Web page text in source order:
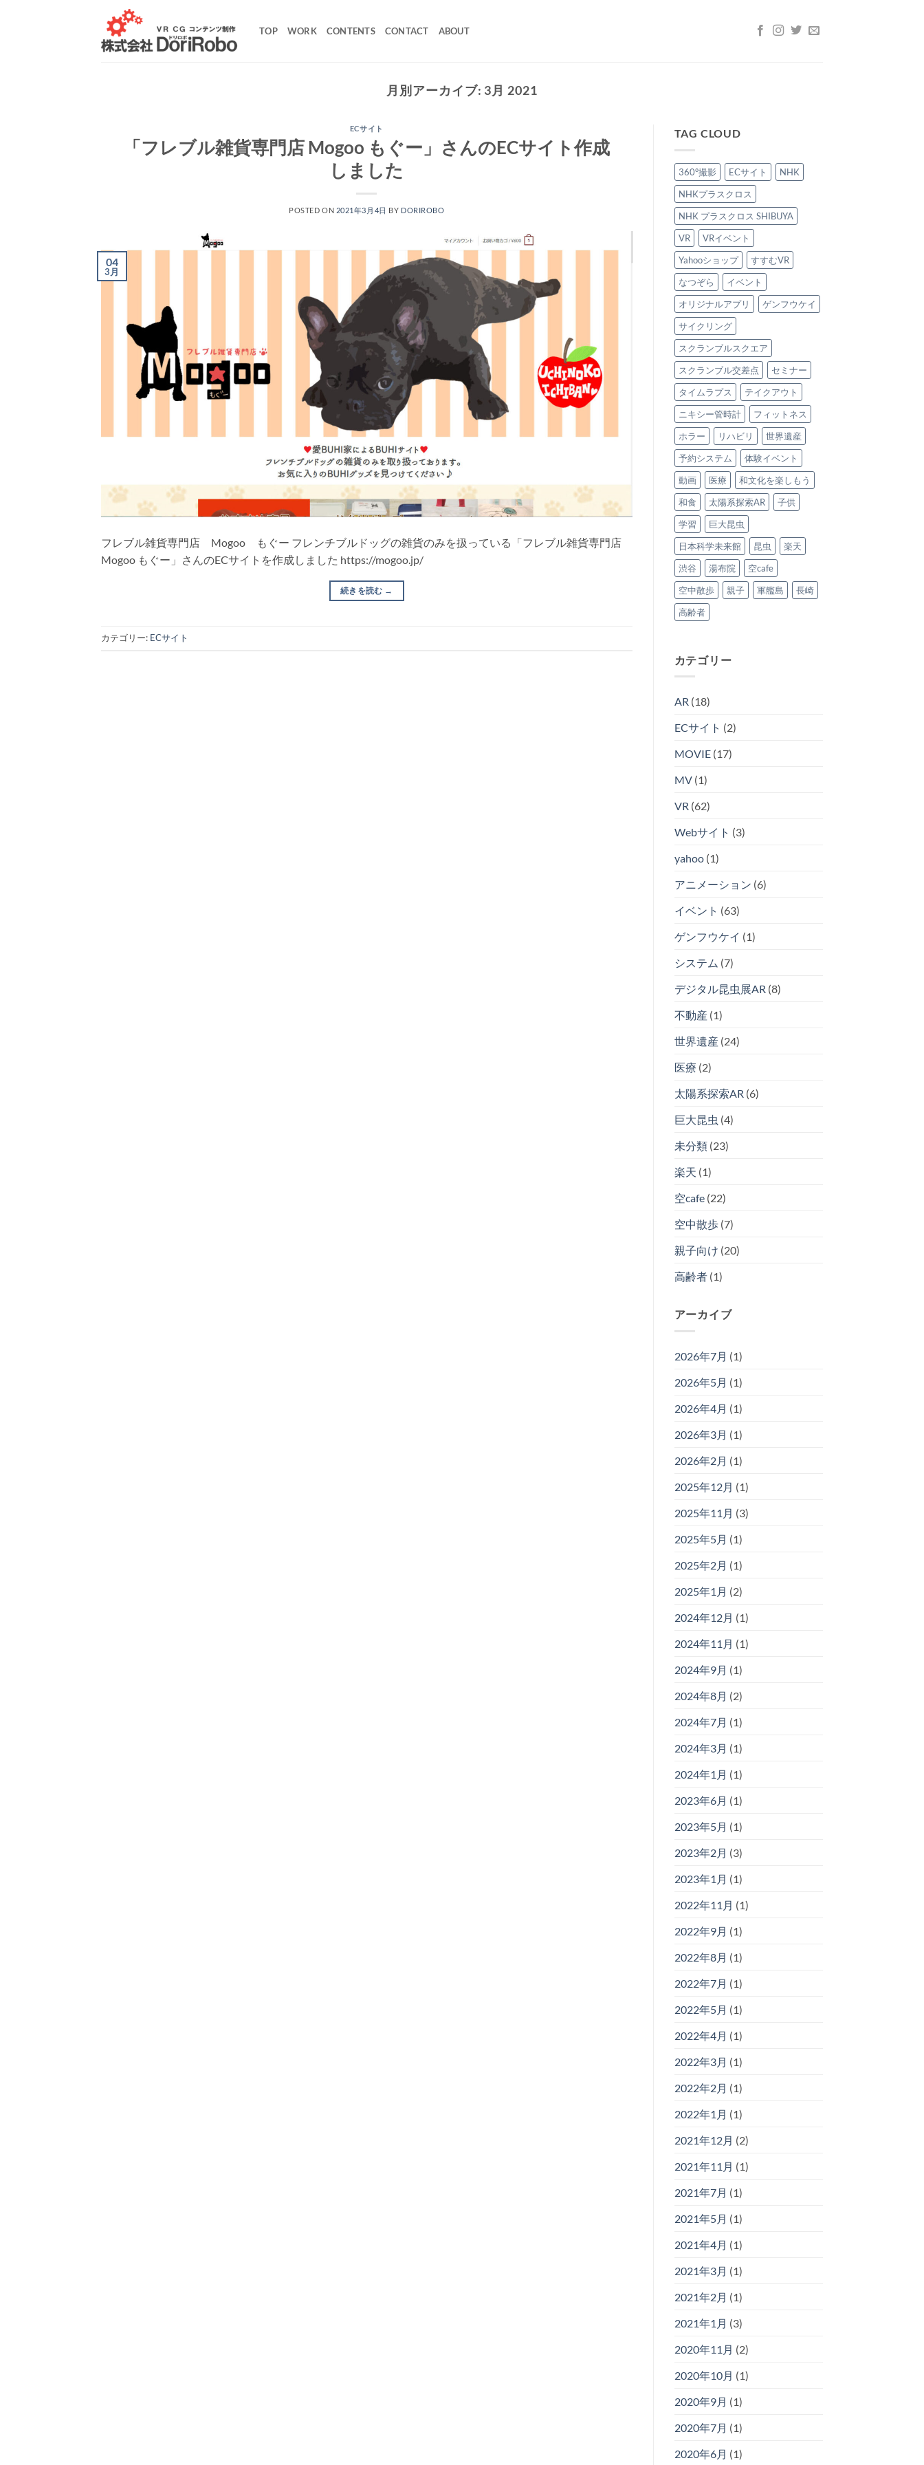
TOP WORK CONTENTS CONTACT ABOUT
月別アーカイブ: 3月 2021
ECサイト
「フレブル雑貨専門店 Mogoo もぐー」さんのECサイト作成
しました
POSTED ON 2021年3月4日 BY DORIROBO
04
3月
フレブル雑貨専門店 Mogoo もぐー フレンチブルドッグの雑貨のみを扱っている「フレブル雑貨専門店
Mogoo もぐー」さんのECサイトを作成しました https://mogoo.jp/
続きを読む →
カテゴリー: ECサイト
TAG CLOUD
360°撮影 ECサイト
NHK
NHKプラスクロス
NHK プラスクロス SHIBUYA
VR
VRイベント
Yahooショップ
すすむVR
なつぞら
イベント
オリジナルアプリ
ゲンフウケイ
サイクリング
スクランブルスクエア
スクランブル交差点
セミナー
タイムラプス
テイクアウト
ニキシー管時計
フィットネス
ホラー
リハビリ
世界遺産
予約システム
体験イベント
動画
医療
和文化を楽しもう
和食
太陽系探索AR
子供
学習
巨大昆虫
日本科学未来館
昆虫
楽天
渋谷
湯布院
空cafe
空中散歩
親子 軍艦島
長崎
高齢者
カテゴリー
AR (18)
ECサイト (2)
MOVIE(17)
MV(1)
VR (62)
Webサイト (3)
yahoo(1)
アニメーション (6)
イベント (63)
ゲンフウケイ (1)
システム (7)
デジタル昆虫展AR (8)
不動産 (1)
世界遺産 (24)
医療 (2)
太陽系探索AR (6)
巨大昆虫 (4)
未分類(23)
楽天 (1)
空cafe(22)
空中散歩(7)
親子向け (20)
高齢者(1)
アーカイブ
2026年7月 (1)
2026年5月 (1)
2026年4月 (1)
2026年3月 (1)
2026年2月 (1)
2025年12月 (1)
2025年11月 (3)
2025年5月 (1)
2025年2月 (1)
2025年1月 (2)
2024年12月 (1)
2024年11月 (1)
2024年9月 (1)
2024年8月 (2)
2024年7月 (1)
2024年3月 (1)
2024年1月 (1)
2023年6月 (1)
2023年5月 (1)
2023年2月 (3)
2023年1月 (1)
2022年11月 (1)
2022年9月 (1)
2022年8月 (1)
2022年7月 (1)
2022年5月 (1)
2022年4月 (1)
2022年3月 (1)
2022年2月 (1)
2022年1月 (1)
2021年12月 (2)
2021年11月 (1)
2021年7月 (1)
2021年5月 (1)
2021年4月 (1)
2021年3月 (1)
2021年2月 (1)
2021年1月 (3)
2020年11月 (2)
2020年10月 (1)
2020年9月 (1)
2020年7月 (1)
2020年6月 (1)